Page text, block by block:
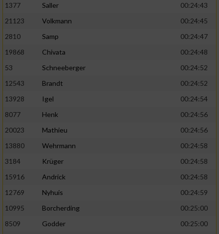
1377
Saller
00:24:43
21123
Volkmann
00:24:45
2810
Samp
00:24:47
19868
Chivata
00:24:48
53
Schneeberger
00:24:52
12543
Brandt
00:24:52
13928
Igel
00:24:54
8077
Henk
00:24:56
20023
Mathieu
00:24:56
13880
Wehrmann
00:24:58
3184
Krüger
00:24:58
15916
Andrick
00:24:58
12769
Nyhuis
00:24:59
10995
Borcherding
00:25:00
8509
Godder
00:25:00